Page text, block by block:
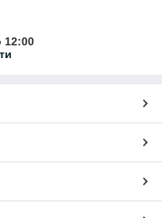
12:00